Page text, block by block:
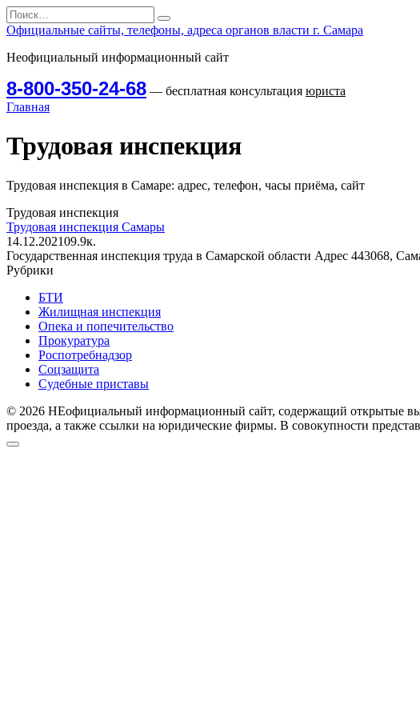
Перейти
к
содержанию
Search
for:
Официальные сайты, телефоны, адреса органов власти г. Самара
Неофициальный информационный сайт
8-800-350-24-68 — бесплатная консультация юриста
Главная
Трудовая инспекция
Трудовая инспекция в Самаре: адрес, телефон, часы приёма, сайт
Трудовая инспекция
Трудовая инспекция Самары
14.12.202109.9к.
Государственная инспекция труда в Самарской области Адрес 443068,
Рубрики
БТИ
Жилищная инспекция
Опека и попечительство
Прокуратура
Роспотребнадзор
Соцзащита
Судебные приставы
© 2026 НЕофициальный информационный сайт, содержащий открытые
проезда, а также ссылки на юридические фирмы. В совокупности